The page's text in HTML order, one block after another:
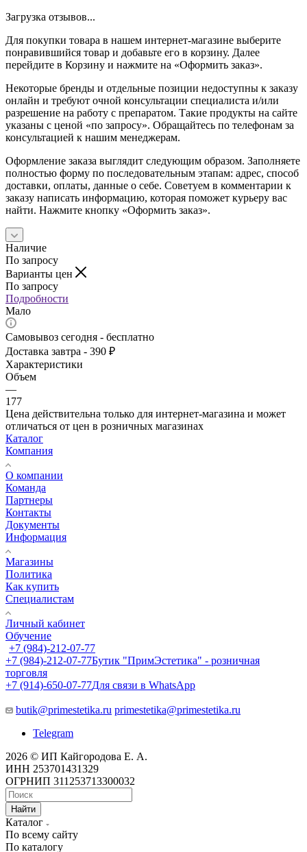
Загрузка отзывов...
Для покупки товара в нашем интернет-магазине выберите
понравившийся товар и добавьте его в корзину. Далее
перейдите в Корзину и нажмите на «Оформить заказ».
Некоторые бренды и отдельные позиции недоступны к заказу
онлайн и требуют очной консультации специалиста и/или
разрешение на работу с препаратом. Такие продукты на сайте
указаны с ценой «по запросу». Обращайтесь по телефонам за
консультацией к нашим менеджерам.
Оформление заказа выглядит следующим образом. Заполняете
полностью форму по последовательным этапам: адрес, способ
доставки, оплаты, данные о себе. Советуем в комментарии к
заказу написать информацию, которая поможет курьеру вас
найти. Нажмите кнопку «Оформить заказ».
Наличие
По запросу
Варианты цен
По запросу
Подробности
Мало
Самовывоз сегодня - бесплатно
Доставка завтра - 390 ₽
Характеристики
Объем
—
177
Цена действительна только для интернет-магазина и может
отличаться от цен в розничных магазинах
Каталог
Компания
О компании
Команда
Партнеры
Контакты
Документы
Информация
Магазины
Политика
Как купить
Специалистам
Личный кабинет
Обучение
+7 (984)-212-07-77
+7 (984)-212-07-77Бутик "ПримЭстетика" - розничная
торговля
+7 (914)-650-07-77Для связи в WhatsApp
butik@primestetika.ru primestetika@primestetika.ru
Telegram
2026 © ИП Кайгородова Е. А.
ИНН 253701431329
ОГРНИП 311253713300032
Найти
Каталог
По всему сайту
По каталогу